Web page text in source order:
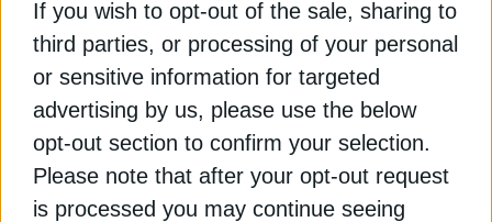
If you wish to opt-out of the sale, sharing to
third parties, or processing of your personal
or sensitive information for targeted
advertising by us, please use the below
opt-out section to confirm your selection.
Please note that after your opt-out request
is processed you may continue seeing
ενεργειακών διαδρόμων. Μάλιστα, σημείωσε με
έμφαση ότι η Ελλάδα δεν συμμετέχει απλώς στην
ενεργειακή μετάβαση της περιοχής, αλλά «την
ηγείται», αναγνωρίζοντας τόσο τη γεωστρατηγική
της θέση όσο και το ρυθμιστικό και επενδυτικό
της περιβάλλον.